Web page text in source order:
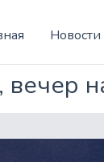
Новости